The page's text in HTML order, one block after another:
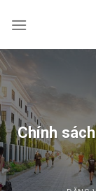
qua
dung
Chính